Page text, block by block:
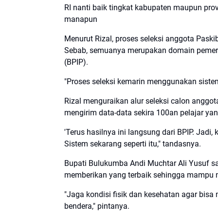
RI nanti baik tingkat kabupaten maupun
manapun
Menurut Rizal, proses seleksi anggota
Sebab, semuanya merupakan domain
(BPIP).
"Proses seleksi kemarin menggunakan
Rizal menguraikan alur seleksi calon
mengirim data-data sekira 100an pelajar
'Terus hasilnya ini langsung dari BPIP.
Sistem sekarang seperti itu," tandasnya.
Bupati Bulukumba Andi Muchtar Ali Yusuf
memberikan yang terbaik sehingga
"Jaga kondisi fisik dan kesehatan agar
bendera," pintanya.